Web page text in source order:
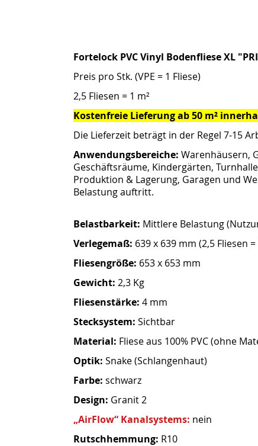
Fortelock PVC Vinyl Bodenfliese XL
Preis pro Stk. (VPE = 1 Fliese)
2,5 Fliesen = 1 m²
Kostenfreie Lieferung ab 50 m²
Die Lieferzeit beträgt in der Regel 7-15
Anwendungsbereiche: Warenhäusern,
Geschäftsräume, Kindergärten,
Produktion & Lagerung, Garagen und
Belastung auftritt.
Belastbarkeit: Mittlere Belastung
Verlegemaß: 639 x 639 mm (2,5 Fliesen =
Fliesengröße: 653 x 653 mm
Gewicht: 2,3 Kg
Fliesenstärke: 4 mm
Stecksystem: Sichtbar
Material: Fliese aus 100% PVC (ohne
Optik: Snake (Schlangenhaut)
Farbe: schwarz
Design: Granit 2
„AirFlow“ Kanalsystems: nein
Rutschhemmung: R10